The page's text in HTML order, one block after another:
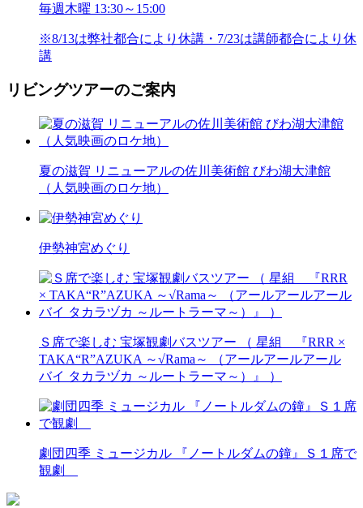
毎週木曜 13:30～15:00
※8/13は弊社都合により休講・7/23は講師都合により休
講
リビングツアーのご案内
夏の滋賀 リニューアルの佐川美術館 びわ湖大津館
（人気映画のロケ地）
伊勢神宮めぐり
Ｓ席で楽しむ 宝塚観劇バスツアー （ 星組 『RRR ×
TAKA“R”AZUKA ～√Rama～ （アールアールアール
バイ タカラヅカ ～ルートラーマ～）』 ）
劇団四季 ミュージカル 『ノートルダムの鐘』Ｓ１席で
観劇